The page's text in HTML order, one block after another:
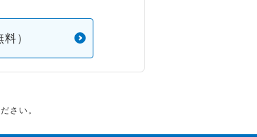
）
さい。